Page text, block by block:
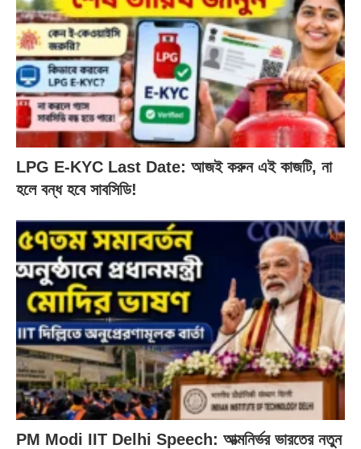
LPG E-KYC Last Date: আজই করুন এই কাজটি, না
হলে বন্ধ হবে সাবসিডি!
PM Modi IIT Delhi Speech: আত্মনির্ভর ভারতের নতুন